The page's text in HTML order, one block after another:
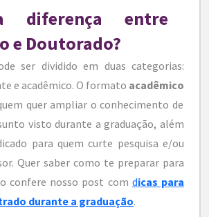
diferença entre
e Doutorado?
ser dividido em duas categorias:
e acadêmico. O formato acadêmico
quer ampliar o conhecimento de
visto durante a graduação, além
para quem curte pesquisa e/ou
Quer saber como te preparar para
confere nosso post com dicas para
durante a graduação.